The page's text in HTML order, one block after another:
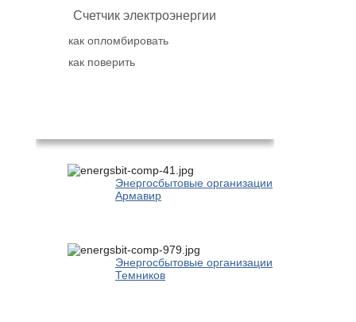
Счетчик электроэнергии
как опломбировать
как поверить
Энергосбытовые организации
Армавир
Энергосбытовые организации
Темников